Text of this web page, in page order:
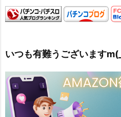
いつも有難うございます